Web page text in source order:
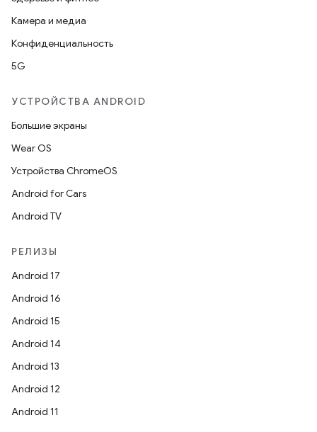
Камера и медиа
Конфиденциальность
5G
УСТРОЙСТВА ANDROID
Большие экраны
Wear OS
Устройства ChromeOS
Android for Cars
Android TV
РЕЛИЗЫ
Android 17
Android 16
Android 15
Android 14
Android 13
Android 12
Android 11